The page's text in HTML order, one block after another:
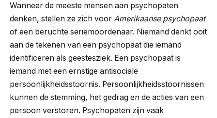
Wanneer de meeste mensen aan psychopaten
denken, stellen ze zich voor Amerikaanse psychopaat
of een beruchte seriemoordenaar. Niemand denkt ooit
aan de tekenen van een psychopaat die iemand
identificeren als geestesziek. Een psychopaat is
iemand met een ernstige antisociale
persoonlijkheidsstoornis. Persoonlijkheidsstoornissen
kunnen de stemming, het gedrag en de acties van een
persoon verstoren. Psychopaten zijn vaak